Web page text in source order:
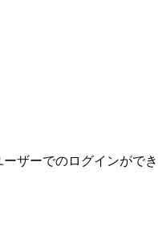
ザーでのログインができ